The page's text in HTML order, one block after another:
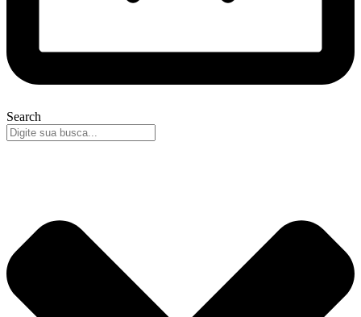
Search